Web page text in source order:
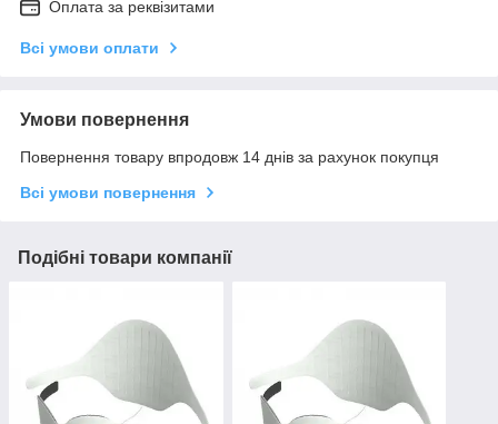
Оплата за реквізитами
Всі умови оплати
Умови повернення
Повернення товару впродовж 14 днів за рахунок покупця
Всі умови повернення
Подібні товари компанії